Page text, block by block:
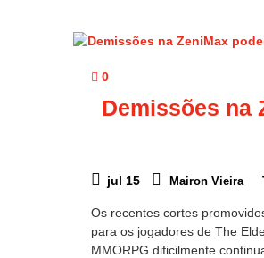
0
Demissões na
jul 15 Mairon Vieira
Os recentes cortes
para os jogadores de The
MMORPG dificilmente